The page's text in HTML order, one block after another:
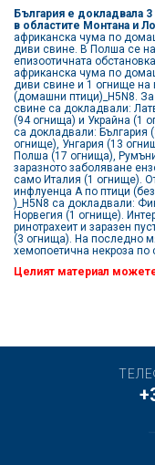
България е докладвала
в областите Монтана и
африканска чума по
диви свине. В Полша се
епизоотичната
африканска чума по
диви свине и 1 огнище на
(домашни птици)_H5N8.
свине са докладвали:
(94 огнища) и Украйна (1
са докладвали: България
огнище), Унгария (13
Полша (17 огнища),
заразното заболяване
само Италия (1 огнище).
инфлуенца А по птици
)_H5N8 са докладвали:
Норвегия (1 огнище).
ринотрахеит и заразен
(3 огнища). На последно
хемопоетична некроза по
Целият материал